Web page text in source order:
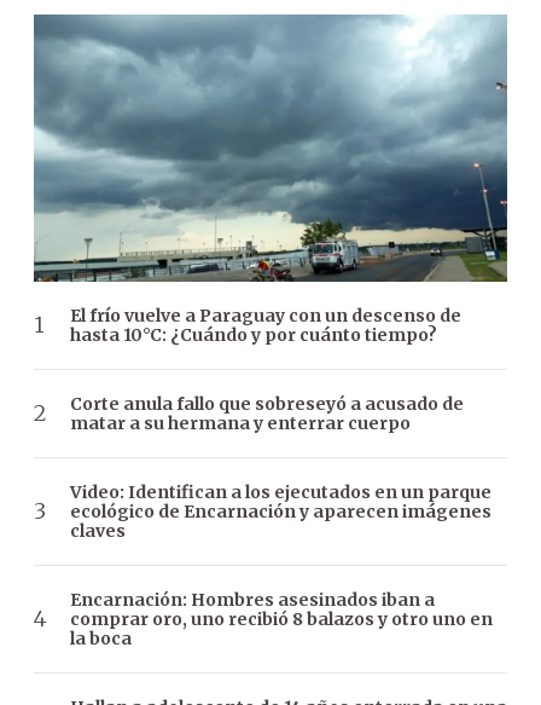
El frío vuelve a Paraguay con un descenso de
hasta 10°C: ¿Cuándo y por cuánto tiempo?
Corte anula fallo que sobreseyó a acusado de
matar a su hermana y enterrar cuerpo
Video: Identifican a los ejecutados en un parque
ecológico de Encarnación y aparecen imágenes
claves
Encarnación: Hombres asesinados iban a
comprar oro, uno recibió 8 balazos y otro uno en
la boca